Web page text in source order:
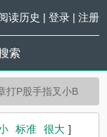
读历史 | 登录| 注册
索
打P股手指叉小B
标准 很大 ]